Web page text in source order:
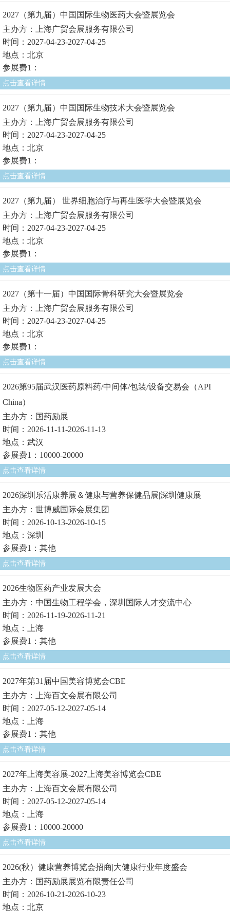
2027（第九届）中国国际生物医药大会暨展览会
主办方：上海广贸会展服务有限公司
时间：2027-04-23-2027-04-25
地点：北京
参展费1：
点击查看详情
2027（第九届）中国国际生物技术大会暨展览会
主办方：上海广贸会展服务有限公司
时间：2027-04-23-2027-04-25
地点：北京
参展费1：
点击查看详情
2027（第九届） 世界细胞治疗与再生医学大会暨展览会
主办方：上海广贸会展服务有限公司
时间：2027-04-23-2027-04-25
地点：北京
参展费1：
点击查看详情
2027（第十一届）中国国际骨科研究大会暨展览会
主办方：上海广贸会展服务有限公司
时间：2027-04-23-2027-04-25
地点：北京
参展费1：
点击查看详情
2026第95届武汉医药原料药/中间体/包装/设备交易会（API
China）
主办方：国药励展
时间：2026-11-11-2026-11-13
地点：武汉
参展费1：10000-20000
点击查看详情
2026深圳乐活康养展＆健康与营养保健品展|深圳健康展
主办方：世博威国际会展集团
时间：2026-10-13-2026-10-15
地点：深圳
参展费1：其他
点击查看详情
2026生物医药产业发展大会
主办方：中国生物工程学会，深圳国际人才交流中心
时间：2026-11-19-2026-11-21
地点：上海
参展费1：其他
点击查看详情
2027年第31届中国美容博览会CBE
主办方：上海百文会展有限公司
时间：2027-05-12-2027-05-14
地点：上海
参展费1：其他
点击查看详情
2027年上海美容展-2027上海美容博览会CBE
主办方：上海百文会展有限公司
时间：2027-05-12-2027-05-14
地点：上海
参展费1：10000-20000
点击查看详情
2026(秋）健康营养博览会招商|大健康行业年度盛会
主办方：国药励展展览有限责任公司
时间：2026-10-21-2026-10-23
地点：北京